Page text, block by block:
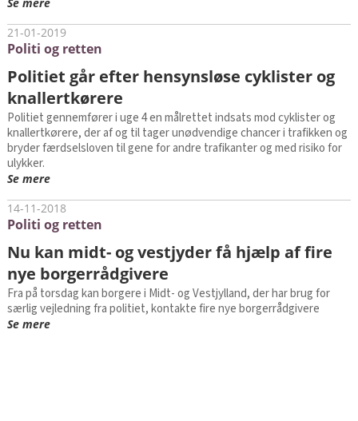
21-01-2019
Politi og retten
Politiet går efter hensynsløse cyklister og
knallertkørere
Politiet gennemfører i uge 4 en målrettet indsats mod cyklister og
knallertkørere, der af og til tager unødvendige chancer i trafikken og
bryder færdselsloven til gene for andre trafikanter og med risiko for
ulykker.
Se mere
14-11-2018
Politi og retten
Nu kan midt- og vestjyder få hjælp af fire
nye borgerrådgivere
Fra på torsdag kan borgere i Midt- og Vestjylland, der har brug for
særlig vejledning fra politiet, kontakte fire nye borgerrådgivere
Se mere